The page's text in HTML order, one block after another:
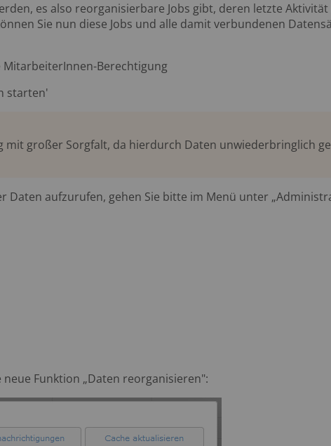
es also reorganisierbare Jobs gibt, deren letzte Aktivität
Sie nun diese Jobs und alle damit verbundenen
Berechtigung
starten'
mit großer Sorgfalt, da hierdurch Daten unwiederbringlich
Daten aufzurufen, gehen Sie bitte im Menü unter
Funktion „Daten reorganisieren":